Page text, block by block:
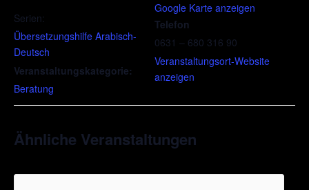
Serien:
Übersetzungshilfe Arabisch-
Deutsch
Veranstaltungskategorie:
Beratung
Google Karte anzeigen
Telefon
0631 – 680 316 90
Veranstaltungsort-Website
anzeigen
Ähnliche Veranstaltungen